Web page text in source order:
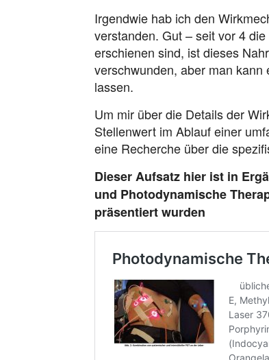
Irgendwie hab ich den
verstanden. Gut – seit vor 4
erschienen sind, ist dieses
verschwunden, aber man
lassen.
Um mir über die Details der
Stellenwert im Ablauf einer
eine Recherche über die
Dieser Aufsatz hier ist in
und Photodynamische
präsentiert wurden